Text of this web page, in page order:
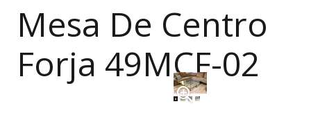
Mesa De Centro
Forja 49MCF-02